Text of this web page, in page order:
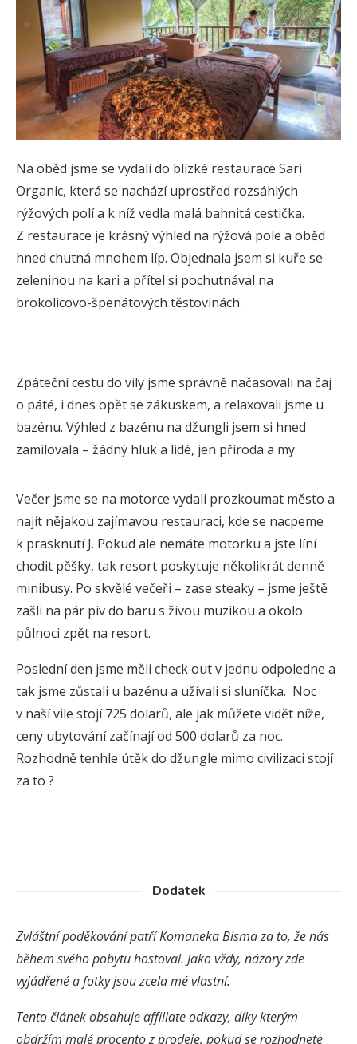
Na oběd jsme se vydali do blízké restaurace Sari
Organic, která se nachází uprostřed rozsáhlých
rýžových polí a k níž vedla malá bahnitá cestička.
Z restaurace je krásný výhled na rýžová pole a oběd
hned chutná mnohem líp. Objednala jsem si kuře se
zeleninou na kari a přítel si pochutnával na
brokolicovo-špenátových těstovinách.
Zpáteční cestu do vily jsme správně načasovali na čaj
o páté, i dnes opět se zákuskem, a relaxovali jsme u
bazénu. Výhled z bazénu na džungli jsem si hned
zamilovala – žádný hluk a lidé, jen příroda a my.
Večer jsme se na motorce vydali prozkoumat město a
najít nějakou zajímavou restauraci, kde se nacpeme
k prasknutí J. Pokud ale nemáte motorku a jste líní
chodit pěšky, tak resort poskytuje několikrát denně
minibusy. Po skvělé večeři – zase steaky – jsme ještě
zašli na pár piv do baru s živou muzikou a okolo
půlnoci zpět na resort.
Poslední den jsme měli check out v jednu odpoledne a
tak jsme zůstali u bazénu a užívali si sluníčka. Noc
v naší vile stojí 725 dolarů, ale jak můžete vidět níže,
ceny ubytování začínají od 500 dolarů za noc.
Rozhodně tenhle útěk do džungle mimo civilizaci stojí
za to ?
Dodatek
Zvláštní poděkování patří Komaneka Bisma za to, že nás
během svého pobytu hostoval. Jako vždy, názory zde
vyjádřené a fotky jsou zcela mé vlastní.
Tento článek obsahuje affiliate odkazy, díky kterým
obdržím malé procento z prodeje, pokud se rozhodnete